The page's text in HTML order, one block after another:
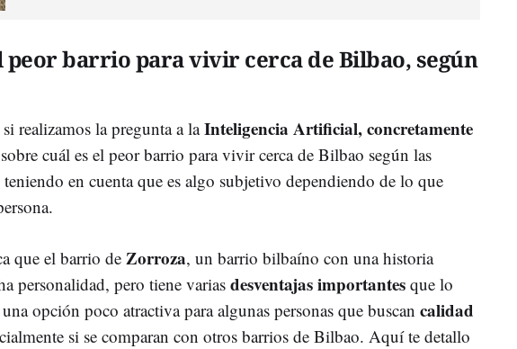
peor barrio para vivir cerca de Bilbao, según
realizamos la pregunta a laInteligencia Artificial, concretamente
sobre cuál es el peor barrio para vivir cerca de Bilbao según las
teniendo en cuenta que es algo subjetivo dependiendo de lo que
que el barrio deZorroza, un barrio bilbaíno con una historia
personalidad, pero tiene varias desventajas importantes que lo
opción poco atractiva para algunas personas que buscan calidad
si se comparan con otros barrios de Bilbao. Aquí te detallo